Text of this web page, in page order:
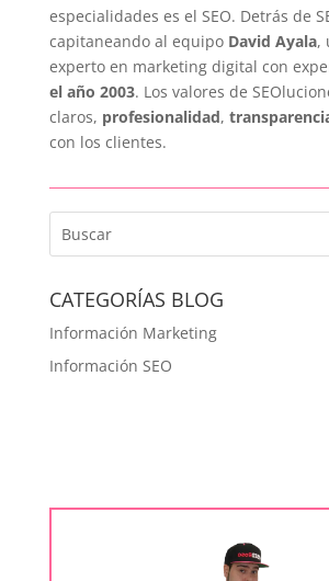
especialidades es el SEO. Detrás de
capitaneando al equipo David Ayala,
experto en marketing digital con
el año 2003. Los valores de
claros, profesionalidad,
con los clientes.
CATEGORÍAS BLOG
Información Marketing
Información SEO